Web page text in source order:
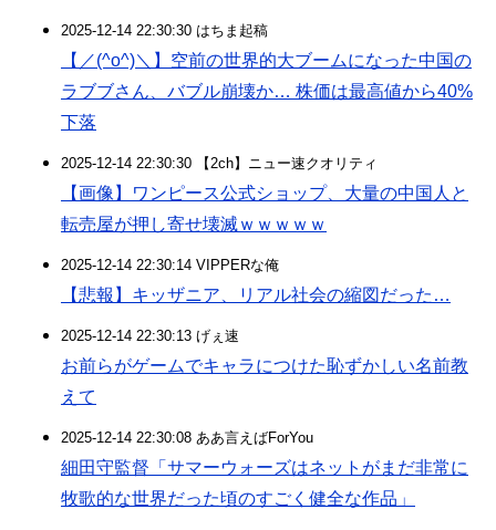
2025-12-14 22:30:30 はちま起稿
【／(^o^)＼】空前の世界的大ブームになった中国の
ラブブさん、バブル崩壊か… 株価は最高値から40%
下落
2025-12-14 22:30:30 【2ch】ニュー速クオリティ
【画像】ワンピース公式ショップ、大量の中国人と
転売屋が押し寄せ壊滅ｗｗｗｗｗ
2025-12-14 22:30:14 VIPPERな俺
【悲報】キッザニア、リアル社会の縮図だった…
2025-12-14 22:30:13 げぇ速
お前らがゲームでキャラにつけた恥ずかしい名前教
えて
2025-12-14 22:30:08 ああ言えばForYou
細田守監督「サマーウォーズはネットがまだ非常に
牧歌的な世界だった頃のすごく健全な作品」